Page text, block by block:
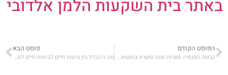
באתר בית השקעות הלמן אלדובי
הפוסט הקודם
קרנות הפנסיה סוגרות שנה סוערת בתשואה חיובית
פוסט הבא
מה ההבדל בין ביטוח חיים לביטוח חיים למשכנתא?